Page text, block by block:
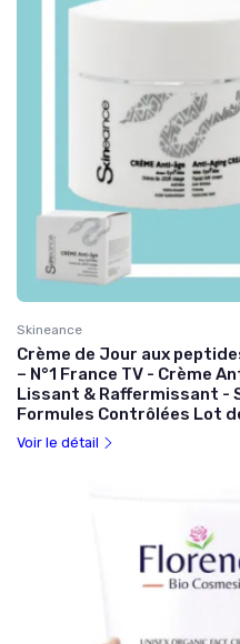
Skineance
Crème de Jour aux
– N°1 France TV - Crème
Lissant & Raffermissant -
Formules Contrôlées Lot
Voir le détail